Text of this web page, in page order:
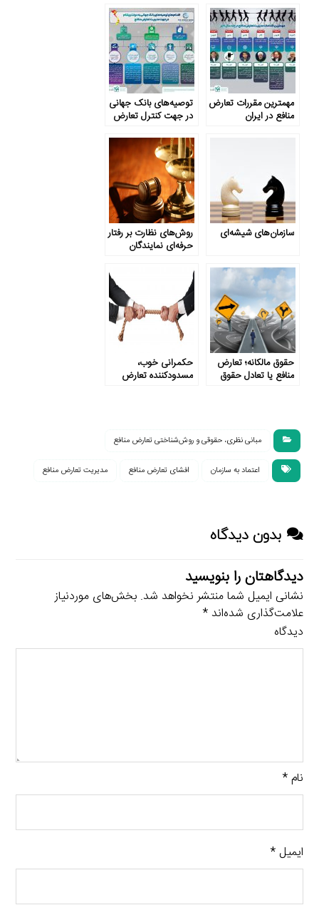
مهم­ترین مقررات تعارض
منافع در ایران
توصیه‌های بانک جهانی
در جهت کنترل تعارض
سازمان‌های شیشه‌ای
روش‌های نظارت بر رفتار
حرفه‌ای نمایندگان
حقوق مالکانه؛ تعارض
منافع یا تعادل حقوق
حکمرانی خوب،
مسدودکننده تعارض
مبانی نظری، حقوقی و روش‌شناختی تعارض منافع
اعتماد به سازمان افشای تعارض منافع مدیریت تعارض منافع
بدون دیدگاه
دیدگاهتان را بنویسید
نشانی ایمیل شما منتشر نخواهد شد. بخش‌های موردنیاز
علامت‌گذاری شده‌اند*
دیدگاه
نام*
ایمیل*